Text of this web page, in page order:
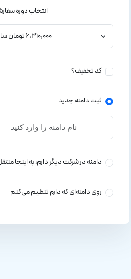
انتخاب دوره
کد تخفیف؟
ثبت دامنه جدید
دامنه در شرکت دیگر دارم، به اینجا
روی دامنه‌ای که دارم تنظیم می‌کنم